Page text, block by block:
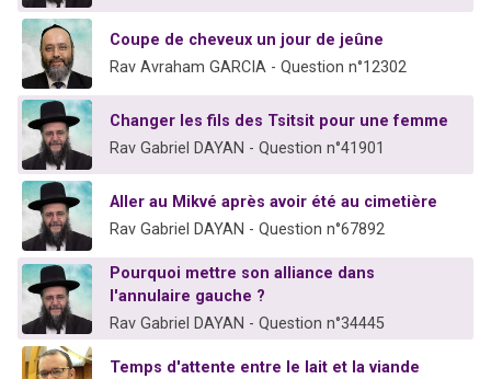
Coupe de cheveux un jour de jeûne
Rav Avraham GARCIA - Question n°12302
Changer les fils des Tsitsit pour une femme
Rav Gabriel DAYAN - Question n°41901
Aller au Mikvé après avoir été au cimetière
Rav Gabriel DAYAN - Question n°67892
Pourquoi mettre son alliance dans
l'annulaire gauche ?
Rav Gabriel DAYAN - Question n°34445
Temps d'attente entre le lait et la viande